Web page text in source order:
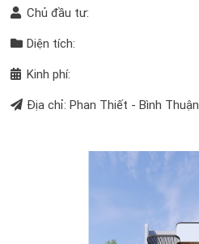
Chủ đầu tư:
Diện tích:
Kinh phí:
Địa chỉ: Phan Thiết - Bình Thuận